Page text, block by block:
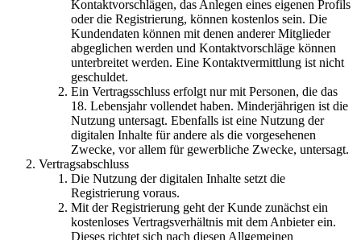
Kontaktvorschlägen, das Anlegen eines eigenen Profils
oder die Registrierung, können kostenlos sein. Die
Kundendaten können mit denen anderer Mitglieder
abgeglichen werden und Kontaktvorschläge können
unterbreitet werden. Eine Kontaktvermittlung ist nicht
geschuldet.
Ein Vertragsschluss erfolgt nur mit Personen, die das
18. Lebensjahr vollendet haben. Minderjährigen ist die
Nutzung untersagt. Ebenfalls ist eine Nutzung der
digitalen Inhalte für andere als die vorgesehenen
Zwecke, vor allem für gewerbliche Zwecke, untersagt.
Vertragsabschluss
Die Nutzung der digitalen Inhalte setzt die
Registrierung voraus.
Mit der Registrierung geht der Kunde zunächst ein
kostenloses Vertragsverhältnis mit dem Anbieter ein.
Dieses richtet sich nach diesen Allgemeinen